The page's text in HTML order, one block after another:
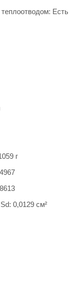
Есть
г
0,0129 см²